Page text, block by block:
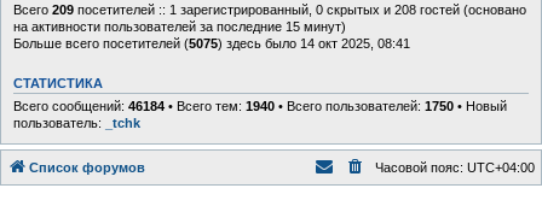
Всего 209 посетителей :: 1 зарегистрированный, 0 скрытых и 208 гостей (основано
на активности пользователей за последние 15 минут)
Больше всего посетителей (5075) здесь было 14 окт 2025, 08:41
СТАТИСТИКА
Всего сообщений: 46184 • Всего тем: 1940 • Всего пользователей: 1750 • Новый
пользователь:
_tchk
Список форумов Часовой пояс: UTC+04:00